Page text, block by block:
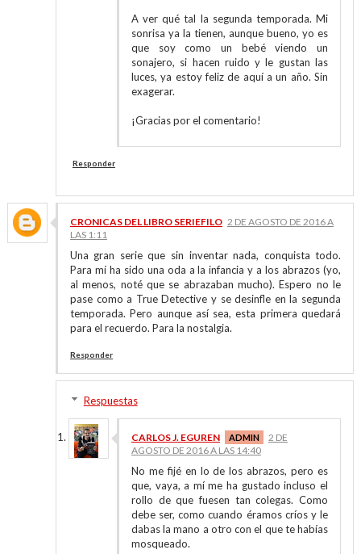
A ver qué tal la segunda temporada. Mi
sonrisa ya la tienen, aunque bueno, yo es
que soy como un bebé viendo un
sonajero, si hacen ruido y le gustan las
luces, ya estoy feliz de aquí a un año. Sin
exagerar.
¡Gracias por el comentario!
Responder
CRONICAS DEL LIBRO SERIEFILO 2 DE AGOSTO DE 2016 A
LAS 1:11
Una gran serie que sin inventar nada, conquista todo.
Para mí ha sido una oda a la infancia y a los abrazos (yo,
al menos, noté que se abrazaban mucho). Espero no le
pase como a True Detective y se desinfle en la segunda
temporada. Pero aunque así sea, esta primera quedará
para el recuerdo. Para la nostalgia.
Responder
Respuestas
CARLOS J. EGUREN
2 DE
AGOSTO DE 2016 A LAS 14:40
No me fijé en lo de los abrazos, pero es
que, vaya, a mí me ha gustado incluso el
rollo de que fuesen tan colegas. Como
debe ser, como cuando éramos críos y le
dabas la mano a otro con el que te habías
mosqueado.